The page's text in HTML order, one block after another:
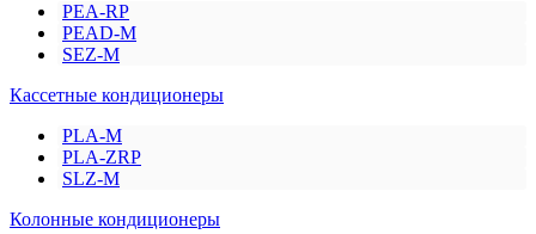
PEA-RP
PEAD-M
SEZ-M
Кассетные кондиционеры
PLA-M
PLA-ZRP
SLZ-M
Колонные кондиционеры